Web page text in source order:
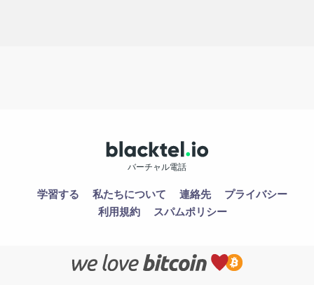
バーチャル電話
学習する 私たちについて 連絡先
プライバシー
利用規約
スパムポリシー